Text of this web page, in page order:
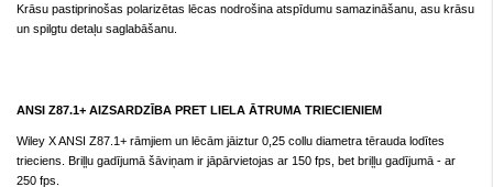
Krāsu pastiprinošas polarizētas lēcas nodrošina atspīdumu samazināšanu, asu krāsu
un spilgtu detaļu saglabāšanu.
ANSI Z87.1+ AIZSARDZĪBA PRET LIELA ĀTRUMA TRIECIENIEM
Wiley X ANSI Z87.1+ rāmjiem un lēcām jāiztur 0,25 collu diametra tērauda lodītes
trieciens. Briļļu gadījumā šāviņam ir jāpārvietojas ar 150 fps, bet briļļu gadījumā - ar
250 fps.